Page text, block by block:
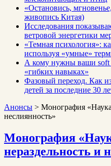
«Остановись,
живопись Китая)
Исследования
ветровой энергетики
«Темная психология»:
используя «умные»
А кому нужны ваши soft
«гибких навыках»
Фазовый переход. Как
детей за последние 30
Анонсы > Монография
неслиянность»
Монография
нераздельность и